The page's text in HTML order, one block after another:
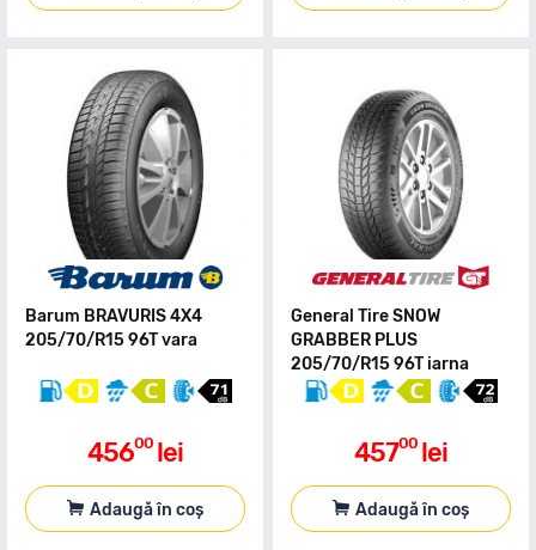
Barum BRAVURIS 4X4
205/70/R15 96T vara
45600 lei
Adaugă în coș
General Tire SNOW
GRABBER PLUS
205/70/R15 96T iarna
45700 lei
Adaugă în coș